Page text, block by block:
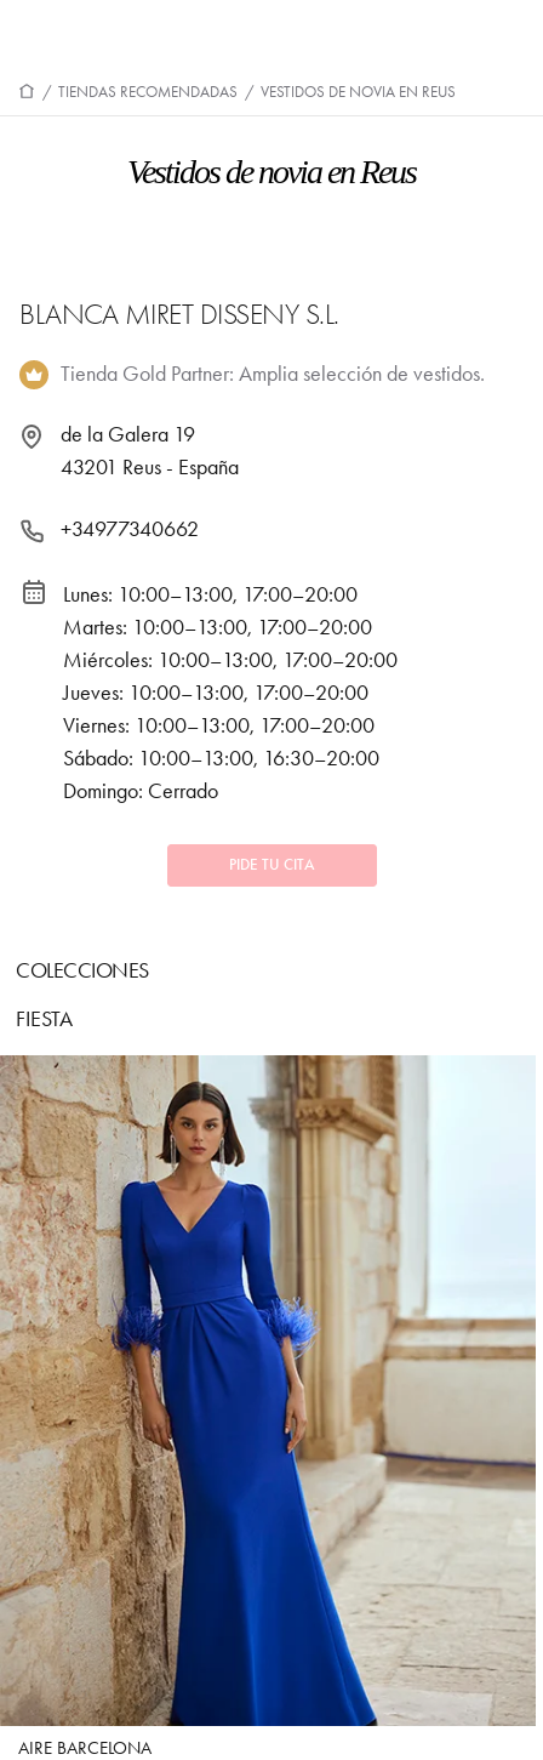
/ TIENDAS RECOMENDADAS / VESTIDOS DE NOVIA EN REUS
Vestidos de novia en Reus
BLANCA MIRET DISSENY S.L.
Tienda Gold Partner: Amplia selección de vestidos.
de la Galera 19
43201 Reus - España
+34977340662
Lunes: 10:00–13:00, 17:00–20:00
Martes: 10:00–13:00, 17:00–20:00
Miércoles: 10:00–13:00, 17:00–20:00
Jueves: 10:00–13:00, 17:00–20:00
Viernes: 10:00–13:00, 17:00–20:00
Sábado: 10:00–13:00, 16:30–20:00
Domingo: Cerrado
PIDE TU CITA
COLECCIONES
FIESTA
AIRE BARCELONA